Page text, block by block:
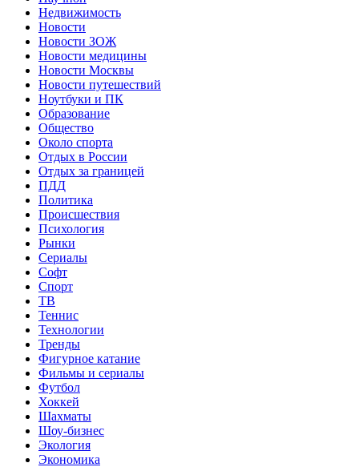
Недвижимость
Новости
Новости ЗОЖ
Новости медицины
Новости Москвы
Новости путешествий
Ноутбуки и ПК
Образование
Общество
Около спорта
Отдых в России
Отдых за границей
ПДД
Политика
Происшествия
Психология
Рынки
Сериалы
Софт
Спорт
ТВ
Теннис
Технологии
Тренды
Фигурное катание
Фильмы и сериалы
Футбол
Хоккей
Шахматы
Шоу-бизнес
Экология
Экономика